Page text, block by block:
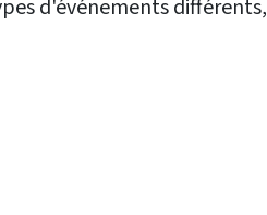
d'événements différents,